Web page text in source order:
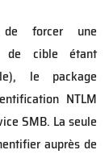
forcer une
de cible étant
le package
NTLM
SMB. La seule
auprès de